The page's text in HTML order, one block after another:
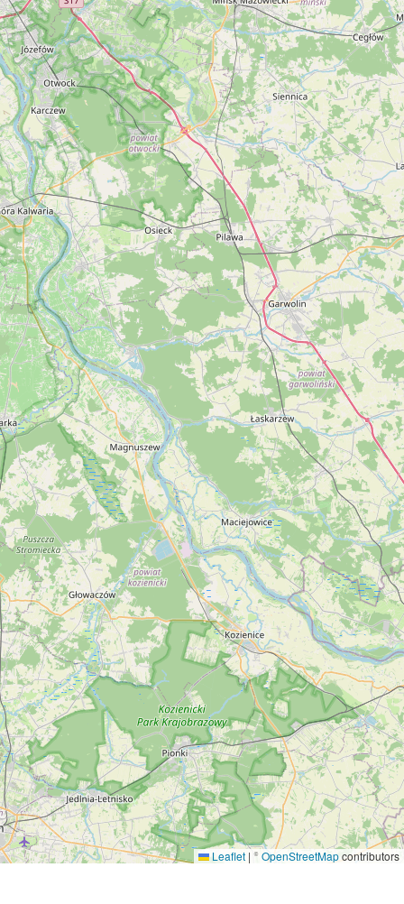
Leaflet | © OpenStreetMapcontributors